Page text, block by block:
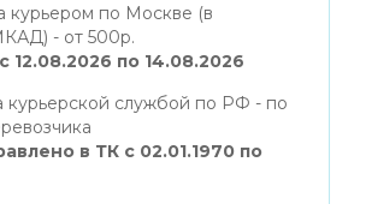
курьером по Москве (в
- от 500р.
12.08.2026 по 14.08.2026
курьерской службой по РФ - по
в ТК с 02.01.1970 по